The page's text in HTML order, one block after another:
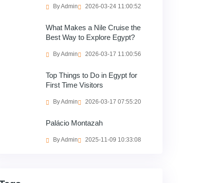
By Admin 2026-03-24 11:00:52
What Makes a Nile Cruise the
Best Way to Explore Egypt?
By Admin 2026-03-17 11:00:56
Top Things to Do in Egypt for
First Time Visitors
By Admin 2026-03-17 07:55:20
Palácio Montazah
By Admin 2025-11-09 10:33:08